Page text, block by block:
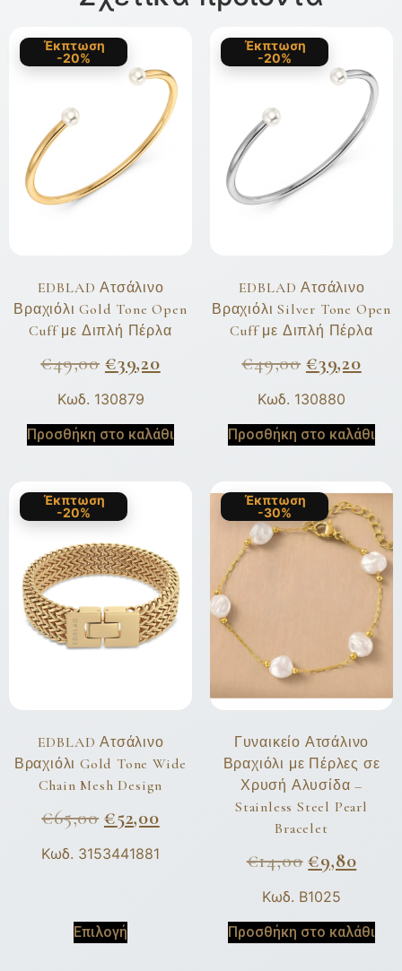
Έκπτωση
-20%
EDBLAD Ατσάλινο
Βραχιόλι Gold Tone Open
Cuff με Διπλή Πέρλα
€49,00 €39,20
Κωδ. 130879
Προσθήκη στο καλάθι
Έκπτωση
-20%
EDBLAD Ατσάλινο
Βραχιόλι Silver Tone Open
Cuff με Διπλή Πέρλα
€49,00 €39,20
Κωδ. 130880
Προσθήκη στο καλάθι
Έκπτωση
-20%
EDBLAD Ατσάλινο
Βραχιόλι Gold Tone Wide
Chain Mesh Design
€65,00 €52,00
Κωδ. 3153441881
Επιλογή
Έκπτωση
-30%
Γυναικείο Ατσάλινο
Βραχιόλι με Πέρλες σε
Χρυσή Αλυσίδα –
Stainless Steel Pearl
Bracelet
€14,00 €9,80
Κωδ. B1025
Προσθήκη στο καλάθι